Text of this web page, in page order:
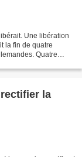
Une libération
la fin de quatre
Quatre